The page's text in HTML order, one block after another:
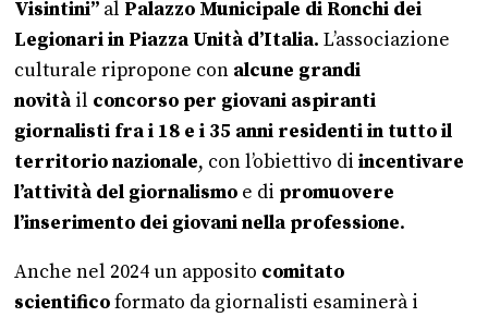
Visintini” al Palazzo Municipale di Ronchi dei
Legionari in Piazza Unità d’Italia. L’associazione
culturale ripropone con alcune grandi
novità il concorso per giovani aspiranti
giornalisti fra i 18 e i 35 anni residenti in tutto il
territorio nazionale, con l’obiettivo di incentivare
l’attività del giornalismo e di promuovere
l’inserimento dei giovani nella professione.
Anche nel 2024 un apposito comitato
scientificoformato da giornalisti esaminerà i